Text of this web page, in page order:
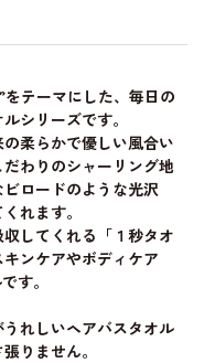
テーマにした、毎日の
シリーズです。
柔らかで優しい風合い
わりのシャーリング地
ロードのような光沢
れます。
してくれる「１秒タオ
ンケアやボディケア
す。
れしいヘアバスタオル
りません。